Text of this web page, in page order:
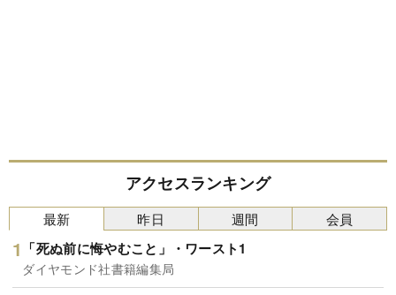
アクセスランキング
最新
「死ぬ前に悔やむこと」・ワースト1
ダイヤモンド社書籍編集局
昨日 週間 会員